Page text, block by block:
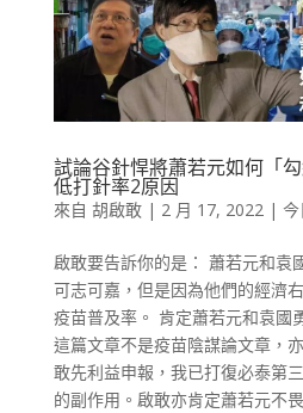
試論谷針悍將蕭若元如何「
低打針率2原因
來自 胡啟敢| 2 月 17, 2022|
啟敢要告訴你的是： 蕭若元和袁
可志可嘉，但是因為他們的經濟
疫苗普及率。 肯定蕭若元和袁國
這篇文章不是疫苗陰謀論文章，
敢先利益申報，我已打復必泰第
的副作用。啟敢亦肯定蕭若元不